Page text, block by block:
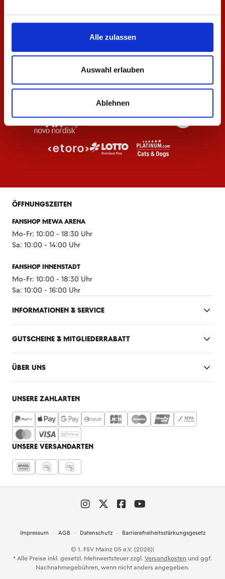
Alle zulassen
Auswahl erlauben
Ablehnen
ÖFFNUNGSZEITEN
FANSHOP MEWA ARENA
Mo-Fr: 10:00 - 18:30 Uhr
Sa: 10:00 - 14:00 Uhr
FANSHOP INNENSTADT
Mo-Fr: 10:00 - 18:30 Uhr
Sa: 10:00 - 16:00 Uhr
INFORMATIONEN & SERVICE
GUTSCHEINE & MITGLIEDERRABATT
ÜBER UNS
UNSERE ZAHLARTEN
UNSERE VERSANDARTEN
Impressum AGB Datenschutz Barrierefreiheitsstärkungsgesetz
© 1. FSV Mainz 05 e.V. (2026)|
* Alle Preise inkl. gesetzl. Mehrwertsteuer zzgl. Versandkosten und ggf.
Nachnahmegebühren, wenn nicht anders angegeben.